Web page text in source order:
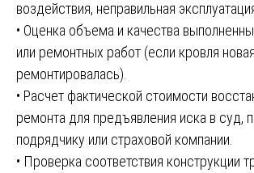
воздействия, неправильная
• Оценка объема и качества
или ремонтных работ (если кровля
ремонтировалась).
• Расчет фактической стоимости
ремонта для предъявления иска в суд,
подрядчику или страховой компании.
• Проверка соответствия конструкции